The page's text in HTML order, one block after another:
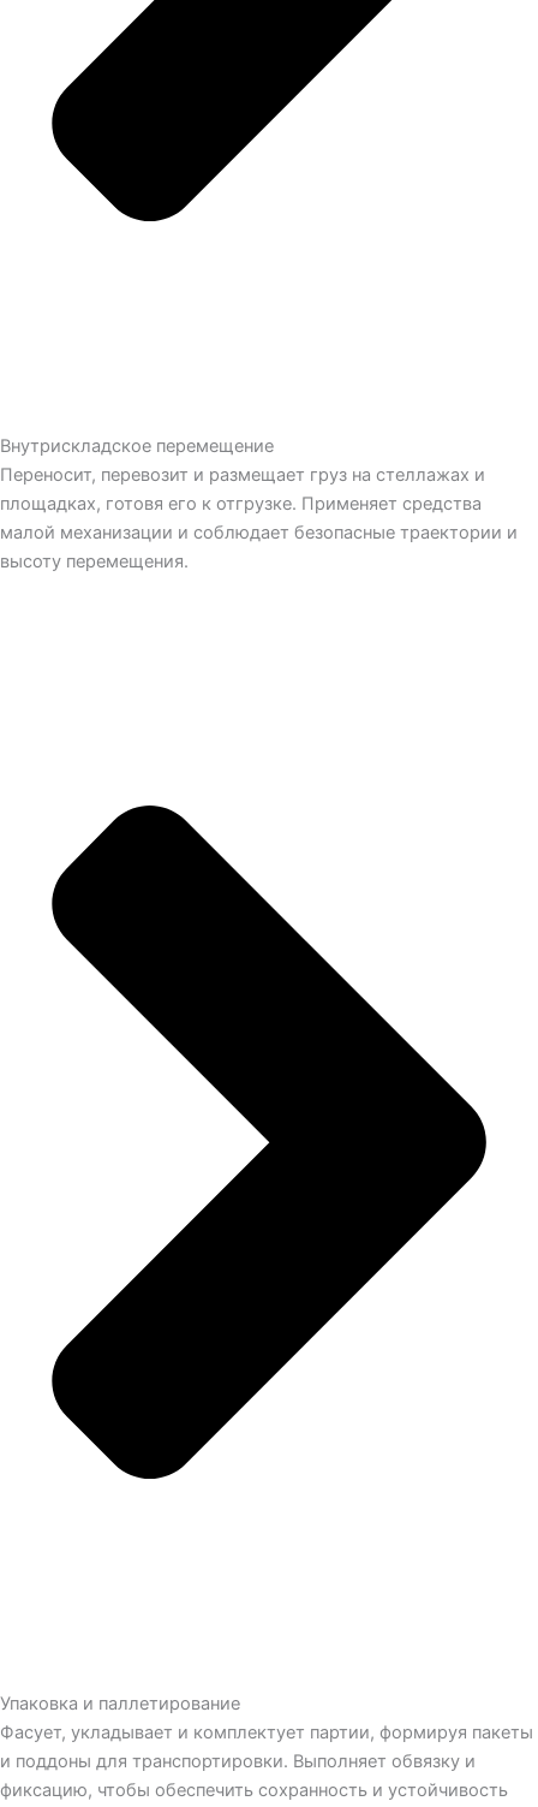
Внутрискладское перемещение
Переносит, перевозит и размещает груз на стеллажах и
площадках, готовя его к отгрузке. Применяет средства
малой механизации и соблюдает безопасные траектории и
высоту перемещения.
Упаковка и паллетирование
Фасует, укладывает и комплектует партии, формируя пакеты
и поддоны для транспортировки. Выполняет обвязку и
фиксацию, чтобы обеспечить сохранность и устойчивость